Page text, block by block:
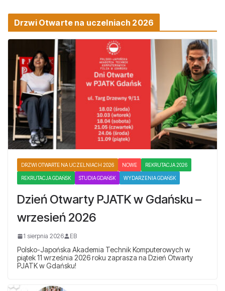
Drzwi Otwarte na uczelniach 2026
DRZWI OTWARTE NA UCZELNIACH 2026 NOWE REKRUTACJA 2026
REKRUTACJA GDAŃSK STUDIA GDAŃSK WYDARZENIA GDAŃSK
Dzień Otwarty PJATK w Gdańsku –
wrzesień 2026
1 sierpnia 2026 EB
Polsko-Japońska Akademia Technik Komputerowych w
piątek 11 września 2026 roku zaprasza na Dzień Otwarty
PJATK w Gdańsku!